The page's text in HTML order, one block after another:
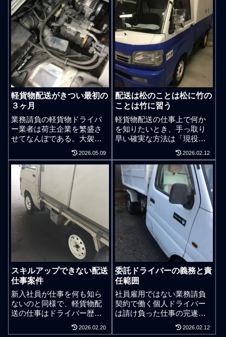
軽貨物配送がきつい最初の
３ヶ月
業務請負の軽貨物ドライバ
ー業者は荷主企業を繁盛さ
せてなんぼである。大袈裟
なことでもなく、それくら
いの意気込みがあってバラ
ンスである。多忙は口に出
さないのがルール。千葉県
で軽配送の事業を検証して
いると嬉しい気分になるこ
ととネガティブな気分にな
ることがあります。もちろ
ん、それが仕事です。私自
身が稼働する軽貨物配送の
案件でも、客観的視点が口
だけの大ホラを言いつつ主
観のみで物事を捉え、自分
なりの解釈によって腹落ち
している軽貨物配送会社の
責任者がポツポツといま
す。運賃ピンハネをするた
めに軽貨物ドライバー業者
ォローやドライバー教育を
2026.05.09
配送は松のことは松に竹の
ことは竹に習う
軽貨物配送の仕事上で何か
を知りたいとき、手っ取り
早い確実な方法は「現役」
の軽配送ドライバーに知り
たいことを謙虚に「直接」
聞くことだが、絶対に、自
分都合で解釈して聞き入れ
る情報を捻じ曲げて知り得
てはならない。仕事のでき
ない業務委託の軽貨物ドラ
イバー業者とは一体どうい
う人物のことを指すのか、
今回はそれを考えてみま
す。 良いドライバーは価値
がある。 悪いドライバーは
価値がない。実は仕事が上
手い下手は業務委託ドライ
バーとしての価値にはあま
り関係がなく、価値の無い
業務委託ドライバーとは不
義理に1ヶ月から3ヶ月で仕
ライバーだと言われていま
2026.02.12
スキルアップできない配送
仕事案件
新入社員が仕事を何も知ら
ないのと同様で、軽貨物配
送の仕事はドライバー歴が
あろうとも、初めて行く配
送現場では誰もが新人であ
2026.02.20
委託ドライバーの義務と責
任範囲
社員雇用ではない業務請負
契約で働く個人ドライバー
は請け負った仕事の完遂責
任を個人で負う。機会損失
と逸失利益。巷で怪しい軽
2026.02.12